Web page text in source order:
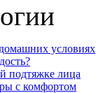
условиях
подтяжке лица
с комфортом